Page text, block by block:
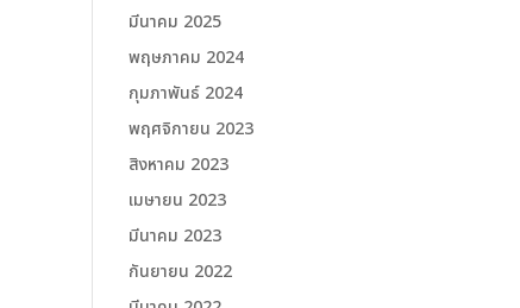
มีนาคม 2025
พฤษภาคม 2024
กุมภาพันธ์ 2024
พฤศจิกายน 2023
สิงหาคม 2023
เมษายน 2023
มีนาคม 2023
กันยายน 2022